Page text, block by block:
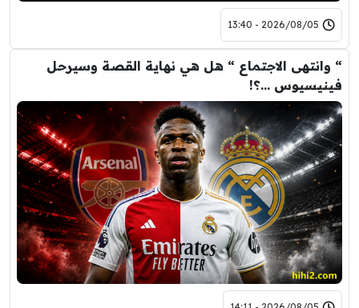
2026/08/05 - 13:40
“ وانتهى الاجتماع “ هل هي نهاية القصة وسيرحل
فينيسيوس …؟!